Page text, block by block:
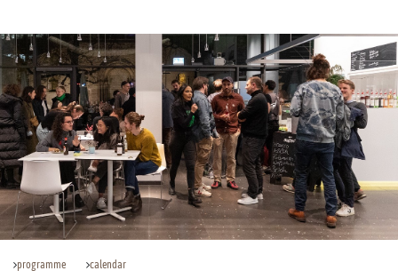
programme calendar